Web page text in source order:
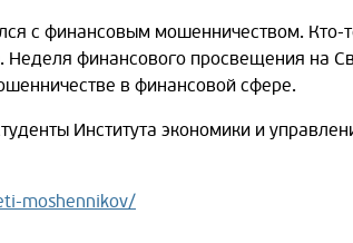
с финансовым мошенничеством. Кто-
Неделя финансового просвещения на
в финансовой сфере.
Института экономики и
moshennikov/